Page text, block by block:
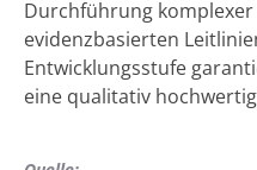
Durchführung
evidenzbasierten
Entwicklungsstufe
eine qualitativ